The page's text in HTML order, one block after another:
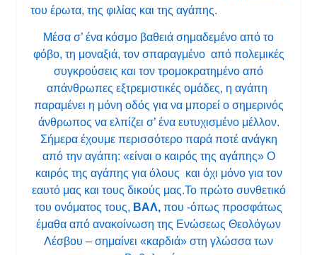
του έρωτα, της φιλίας και της αγάπης.
Μέσα σ’ ένα κόσμο βαθειά σημαδεμένο από το
φόβο, τη μοναξιά, τον σπαραγμένο από πολεμικές
συγκρούσεις και τον τρομοκρατημένο από
απάνθρωπες εξτρεμιστικές ομάδες, η αγάπη
παραμένει η μόνη οδός για να μπορεί ο σημερινός
άνθρωπος να ελπίζει σ’ ένα ευτυχισμένο μέλλον.
Σήμερα έχουμε περισσότερο παρά ποτέ ανάγκη
από την αγάπη: «είναι ο καιρός της αγάπης» Ο
καιρός της αγάπης για όλους και όχι μόνο για τον
εαυτό μας και τους δικούς μας.Το πρώτο συνθετικό
του ονόματος τους, ΒΑΛ, που -όπως προσφάτως
έμαθα από ανακοίνωση της Ενώσεως Θεολόγων
Λέσβου – σημαίνει «καρδιά» στη γλώσσα των